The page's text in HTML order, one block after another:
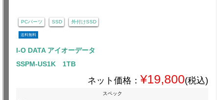
PCパーツ SSD 外付けSSD
送料無料
I-O DATA アイオーデータ
SSPM-US1K 1TB
ネット価格： ¥19,800(税込)
スペック